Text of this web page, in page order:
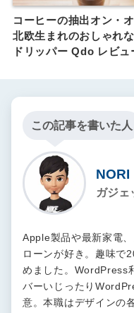
コーヒーの抽出オン・
北欧生まれのおしゃれ
ドリッパー Qdo レビュ
この記事を書いた人
NORI
ガジェ
Apple製品や最新家電
ローンが好き。趣味で
めました。WordPress
バーいじったり
意。本職はデザインの